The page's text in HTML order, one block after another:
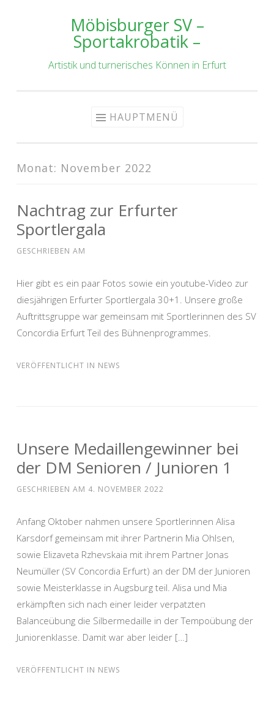
Möbisburger SV –
Sportakrobatik –
Artistik und turnerisches Können in Erfurt
HAUPTMENÜ
Monat: November 2022
Nachtrag zur Erfurter
Sportlergala
GESCHRIEBEN AM
Hier gibt es ein paar Fotos sowie ein youtube-Video zur
diesjährigen Erfurter Sportlergala 30+1. Unsere große
Auftrittsgruppe war gemeinsam mit Sportlerinnen des SV
Concordia Erfurt Teil des Bühnenprogrammes.
VERÖFFENTLICHT IN NEWS
Unsere Medaillengewinner bei
der DM Senioren / Junioren 1
GESCHRIEBEN AM 4. NOVEMBER 2022
Anfang Oktober nahmen unsere Sportlerinnen Alisa
Karsdorf gemeinsam mit ihrer Partnerin Mia Ohlsen,
sowie Elizaveta Rzhevskaia mit ihrem Partner Jonas
Neumüller (SV Concordia Erfurt) an der DM der Junioren
sowie Meisterklasse in Augsburg teil. Alisa und Mia
erkämpften sich nach einer leider verpatzten
Balanceübung die Silbermedaille in der Tempoübung der
Juniorenklasse. Damit war aber leider […]
VERÖFFENTLICHT IN NEWS